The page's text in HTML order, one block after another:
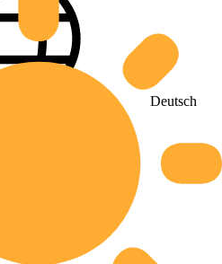
Deutsch